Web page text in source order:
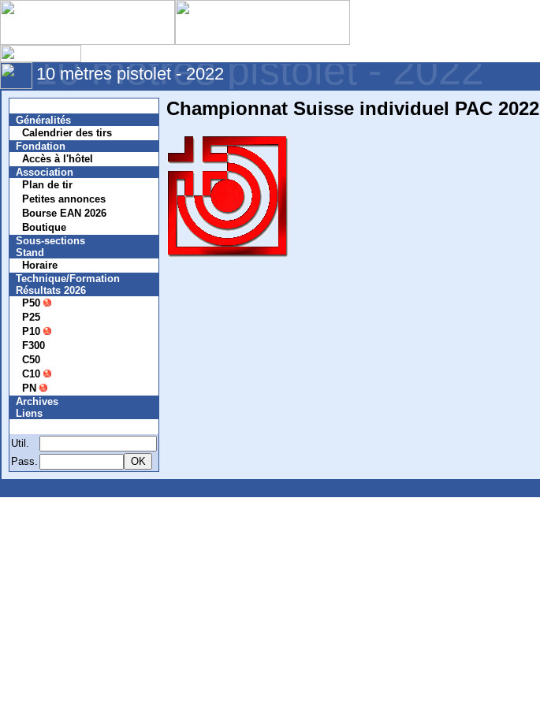
10 mètres pistolet - 2022
10 mètres pistolet - 2022
Généralités
Calendrier des tirs
Fondation
Accès à l'hôtel
Association
Plan de tir
Petites annonces
Bourse EAN 2026
Boutique
Sous-sections
Stand
Horaire
Technique/Formation
Résultats 2026
P50
P25
P10
F300
C50
C10
PN
Archives
Liens
Util.
Pass.
Championnat Suisse individuel PAC 2022